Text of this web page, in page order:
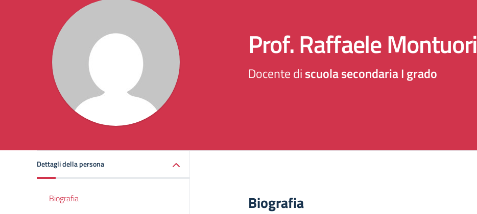
Prof. Raffaele Montuori
Docente discuola secondaria I grado
Dettagli della persona
Biografia Biografia